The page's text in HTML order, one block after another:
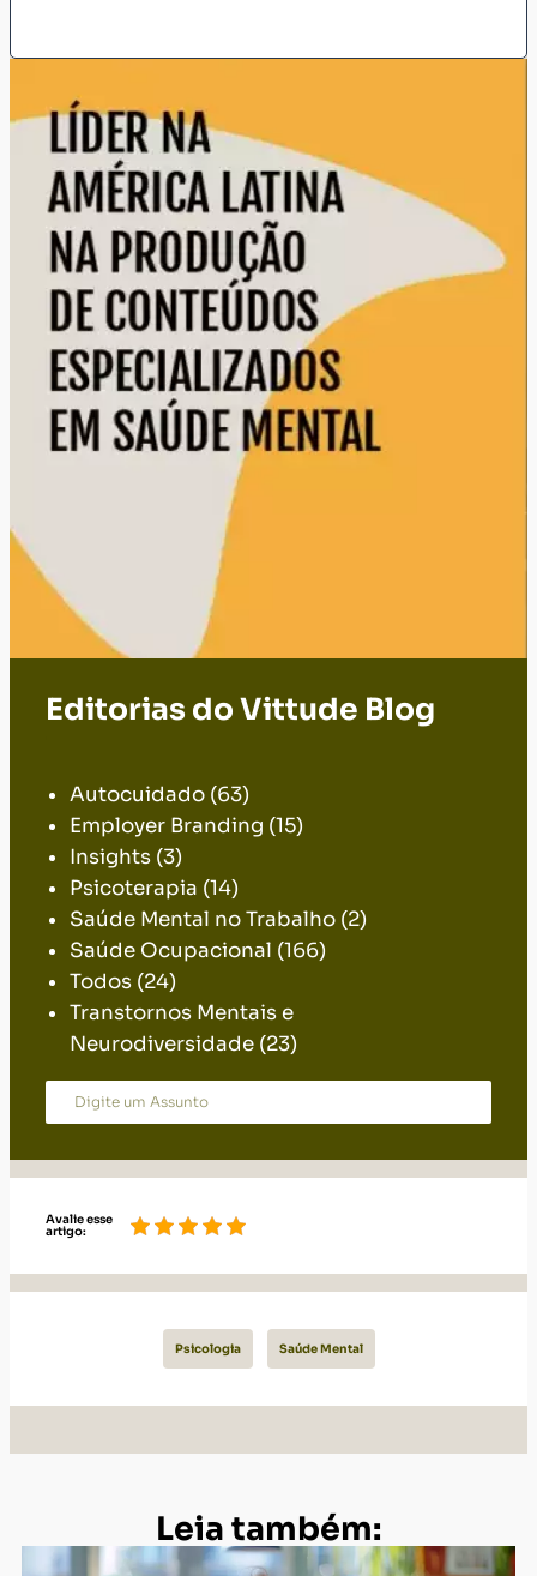
Editorias do Vittude Blog
Autocuidado (63)
Employer Branding (15)
Insights (3)
Psicoterapia (14)
Saúde Mental no Trabalho (2)
Saúde Ocupacional (166)
Todos (24)
Transtornos Mentais e
Neurodiversidade (23)
Avalie esse
artigo:
Psicologia Saúde Mental
Leia também: